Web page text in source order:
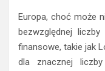
Europa, choć może
bezwzględnej
finansowe, takie jak
dla znacznej